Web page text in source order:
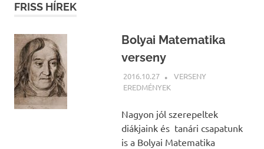
FRISS HÍREK
Bolyai Matematika
verseny
2016.10.27 NBEA
VERSENY
EREDMÉNYEK
Nagyon jól szerepeltek
diákjaink és tanári csapatunk
is a Bolyai Matematika